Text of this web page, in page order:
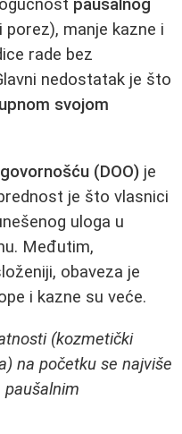
paušalnog
manje kazne i
rade bez
nedostatak je što
svojom
(DOO) je
je što vlasnici
uloga u
Međutim,
obaveza je
i kazne su veće.
(kozmetički
na početku se najviše